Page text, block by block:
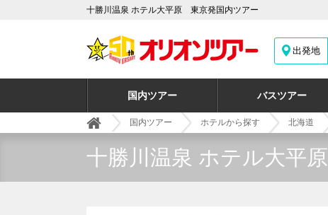
十勝川温泉 ホテル大平原 東京発国内ツアー
出発地
国内ツアー バスツアー
国内ツアー ホテルから探す 北海道
十勝川温泉 ホテル大平原